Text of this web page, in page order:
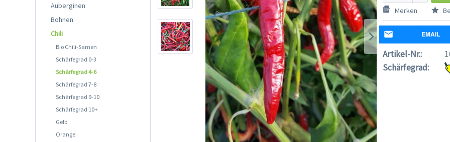
Auberginen
Bohnen
Chili
Bio Chili-Samen
Schärfegrad 0-3
Schärfegrad 4-6
Schärfegrad 7-8
Schärfegrad 9-10
Schärfegrad 10+
Gelb
Orange
Merken
EMAIL
Artikel-Nr.:
Schärfegrad: